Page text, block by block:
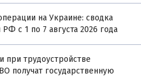
на Украине: сводка
с 1 по 7 августа 2026 года
при трудоустройстве
получат государственную